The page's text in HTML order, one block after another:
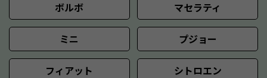
ボルボ マセラティ
ミニ プジョー
フィアット シトロエン